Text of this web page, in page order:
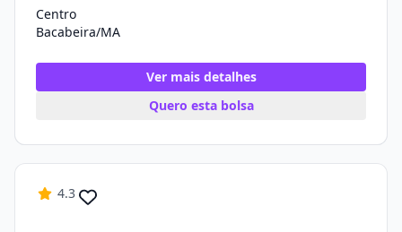
Centro
Bacabeira/MA
Ver mais detalhes
Quero esta bolsa
4.3